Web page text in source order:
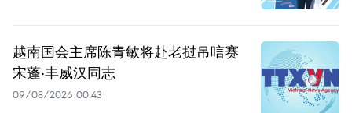
越南国会主席陈青敏将赴老挝吊唁赛
宋蓬·丰威汉同志
09/08/2026 00:43